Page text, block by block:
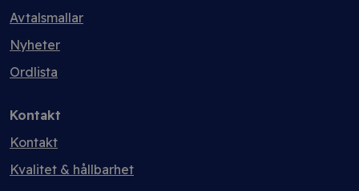
Avtalsmallar
Nyheter
Ordlista
Kontakt
Kontakt
Kvalitet & hållbarhet